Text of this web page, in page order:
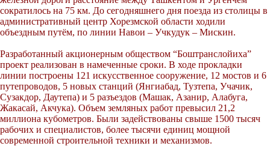
сократилось на 75 км. До сегодняшнего дня поезда из столицы в
административный центр Хорезмской области ходили
объездным путём, по линии Навои – Учкудук – Мискин.
Разработанный акционерным обществом “Боштранслойиха”
проект реализован в намеченные сроки. В ходе прокладки
линии построены 121 искусственное сооружение, 12 мостов и 6
путепроводов, 5 новых станций (Янгиабад, Тузтепа, Учачик,
Сузакдор, Даутепа) и 5 разъездов (Машак, Азанир, Алабуга,
Жакасай, Акчука). Объем земляных работ превысил 21,2
миллиона кубометров. Были задействованы свыше 1500 тысяч
рабочих и специалистов, более тысячи единиц мощной
современной строительной техники и механизмов.